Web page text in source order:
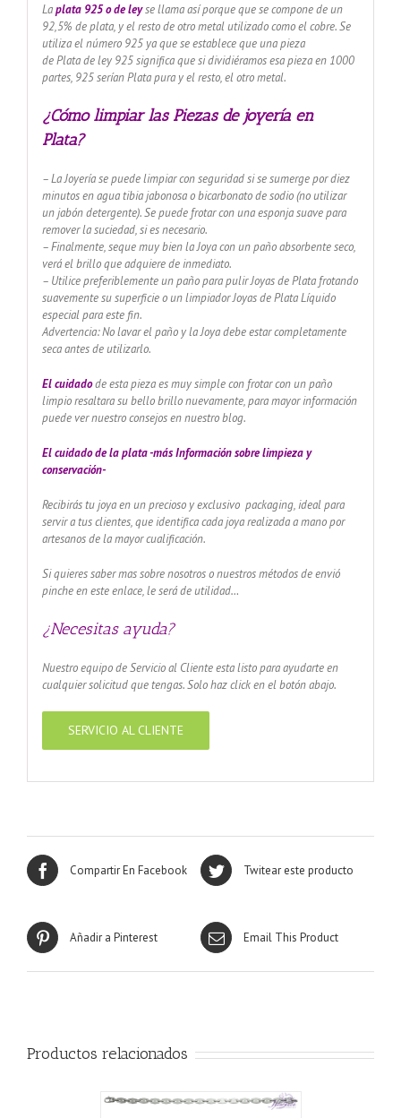
La plata 925 o de leyse llama así porque que se compone de un
92,5% de plata, y el resto de otro metal utilizado como el cobre. Se
utiliza el número 925 ya que se establece que una pieza
de Plata de ley 925 significa que si dividiéramos esa pieza en 1000
partes, 925 serían Plata pura y el resto, el otro metal.
¿Cómo limpiar las Piezas de joyería en
Plata?
– La Joyería se puede limpiar con seguridad si se sumerge por diez
minutos en agua tibia jabonosa o bicarbonato de sodio (no utilizar
un jabón detergente). Se puede frotar con una esponja suave para
remover la suciedad, si es necesario.
– Finalmente, seque muy bien la Joya con un paño absorbente seco,
verá el brillo que adquiere de inmediato.
– Utilice preferiblemente un paño para pulir Joyas de Plata frotando
suavemente su superficie o un limpiador Joyas de Plata Líquido
especial para este fin.
Advertencia: No lavar el paño y la Joya debe estar completamente
seca antes de utilizarlo.
El cuidadode esta pieza es muy simple con frotar con un paño
limpio resaltara su bello brillo nuevamente, para mayor información
puede ver nuestro consejos en nuestro blog.
El cuidado dela plata -más Información sobre limpieza y
conservación-
Recibirás tu joya en un precioso y exclusivo packaging, ideal para
servir a tus clientes, que identifica cada joya realizada a mano por
artesanos de la mayor cualificación.
Si quieres saber mas sobre nosotros o nuestros métodos de envió
pinche en este enlace, le será de utilidad…
¿Necesitas ayuda?
Nuestro equipo de Servicio al Cliente esta listo para ayudarte en
cualquier solicitud que tengas. Solo haz click en el botón abajo.
SERVICIO AL CLIENTE
Compartir En Facebook Twitear este producto
Añadir a Pinterest Email This Product
Productos relacionados